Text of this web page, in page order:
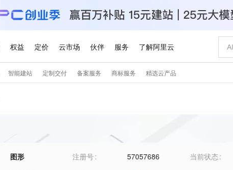
图形 注册号 57057686 当前状态